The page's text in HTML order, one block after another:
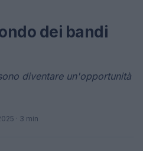
dei bandi
diventare un'opportunità
· 3 min